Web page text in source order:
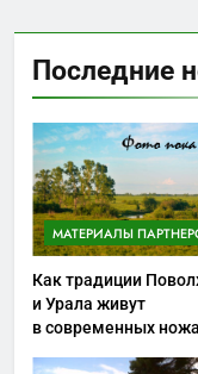
Последние
МАТЕРИАЛЫ
Как традиции
и Урала живут
в современных